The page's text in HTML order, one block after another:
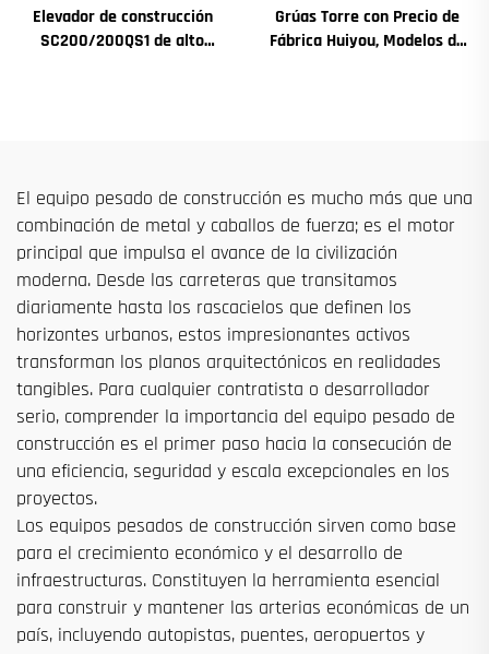
Elevador de construcción
SC200/200QS1 de alto
Grúas Torre con Precio de
Fábrica Huiyou, Modelos de
El equipo pesado de construcción es mucho más que una
combinación de metal y caballos de fuerza; es el motor
principal que impulsa el avance de la civilización
moderna. Desde las carreteras que transitamos
diariamente hasta los rascacielos que definen los
horizontes urbanos, estos impresionantes activos
transforman los planos arquitectónicos en realidades
tangibles. Para cualquier contratista o desarrollador
serio, comprender la importancia del equipo pesado de
construcción es el primer paso hacia la consecución de
una eficiencia, seguridad y escala excepcionales en los
proyectos.
Los equipos pesados de construcción sirven como base
para el crecimiento económico y el desarrollo de
infraestructuras. Constituyen la herramienta esencial
para construir y mantener las arterias económicas de un
país, incluyendo autopistas, puentes, aeropuertos y